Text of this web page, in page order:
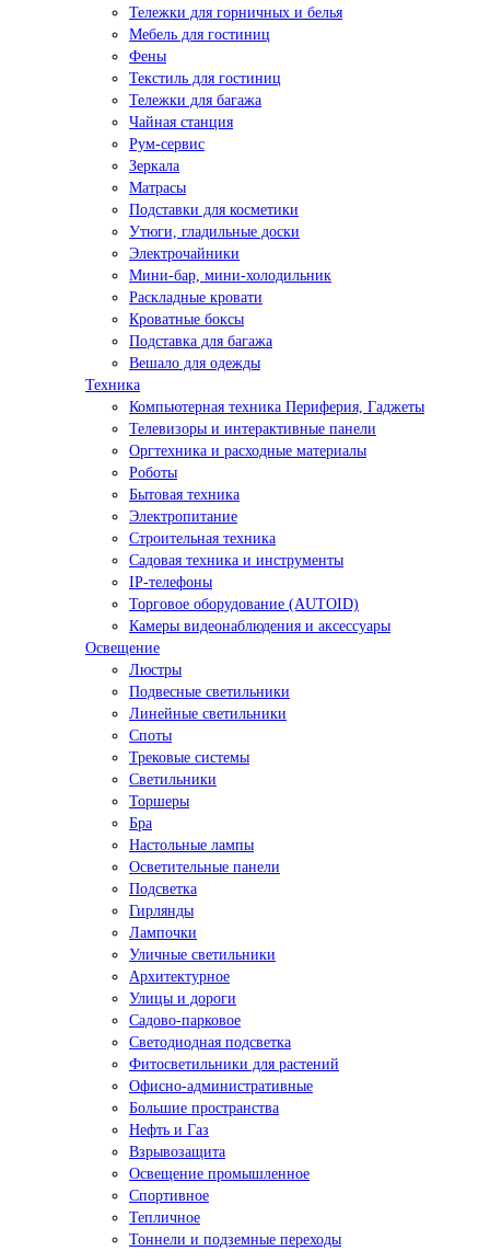
Тележки для горничных и белья
Мебель для гостиниц
Фены
Текстиль для гостиниц
Тележки для багажа
Чайная станция
Рум-сервис
Зеркала
Матрасы
Подставки для косметики
Утюги, гладильные доски
Электрочайники
Мини-бар, мини-холодильник
Раскладные кровати
Кроватные боксы
Подставка для багажа
Вешало для одежды
Техника
Компьютерная техника Периферия, Гаджеты
Телевизоры и интерактивные панели
Оргтехника и расходные материалы
Роботы
Бытовая техника
Электропитание
Строительная техника
Садовая техника и инструменты
IP-телефоны
Торговое оборудование (AUTOID)
Камеры видеонаблюдения и аксессуары
Освещение
Люстры
Подвесные светильники
Линейные светильники
Споты
Трековые системы
Светильники
Торшеры
Бра
Настольные лампы
Осветительные панели
Подсветка
Гирлянды
Лампочки
Уличные светильники
Архитектурное
Улицы и дороги
Садово-парковое
Светодиодная подсветка
Фитосветильники для растений
Офисно-административные
Большие пространства
Нефть и Газ
Взрывозащита
Освещение промышленное
Спортивное
Тепличное
Тоннели и подземные переходы